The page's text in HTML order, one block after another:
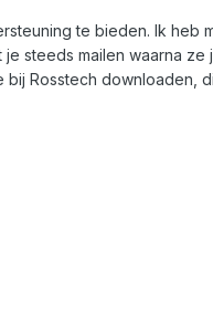
te bieden. Ik
steeds mailen waarna
Rosstech downloaden,